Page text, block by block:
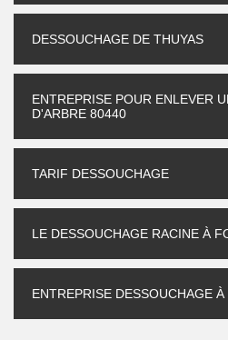
DESSOUCHAGE DE THUYAS
ENTREPRISE POUR ENLEVER
D'ARBRE 80440
TARIF DESSOUCHAGE
LE DESSOUCHAGE RACINE À
ENTREPRISE DESSOUCHAGE